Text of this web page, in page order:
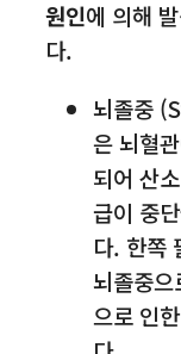
원인에 의해
다.
뇌졸중
은 뇌혈
되어 산
급이 중
다. 한쪽
뇌졸중
으로 인